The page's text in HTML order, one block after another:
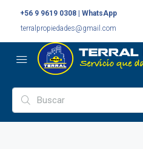
+56 9 9619 0308 | WhatsApp
terralpropiedades@gmail.com